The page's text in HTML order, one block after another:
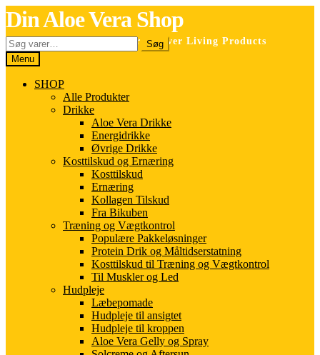
Spring
til
navigation
Spring
til
indhold
Din Aloe Vera Shop
Selvstændig forhandler for Forever Living Products
Søg
efter:
Søg
Menu
SHOP
Alle Produkter
Drikke
Aloe Vera Drikke
Energidrikke
Øvrige Drikke
Kosttilskud og Ernæring
Kosttilskud
Ernæring
Kollagen Tilskud
Fra Bikuben
Træning og Vægtkontrol
Populære Pakkeløsninger
Protein Drik og Måltidserstatning
Kosttilskud til Træning og Vægtkontrol
Til Muskler og Led
Hudpleje
Læbepomade
Hudpleje til ansigtet
Hudpleje til kroppen
Aloe Vera Gelly og Spray